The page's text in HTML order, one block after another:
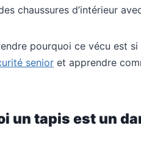
chaussures d’intérieur
pourquoi ce vécu est
senior et apprendre
un tapis est un